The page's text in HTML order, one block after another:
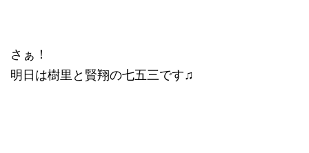
さぁ！
明日は樹里と賢翔の七五三です♫